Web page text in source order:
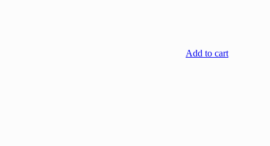
Add to cart